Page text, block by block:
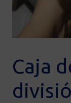
Caja